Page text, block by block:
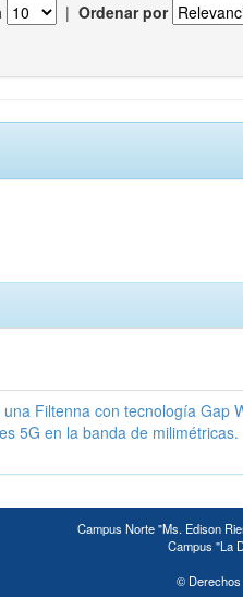
| Ordenar por
una Filtenna con tecnología Gap
5G en la banda de milimétricas.
Campus Norte "Ms. Edison
Campus "La
© Derechos